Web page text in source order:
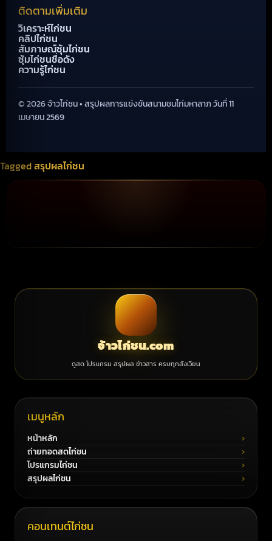
ติดตามเพิ่มเติม
วิเคราะห์ไก่ชน
คลิปไก่ชน
สัมภาษณ์ซุ้มไก่ชน
ซุ้มไก่ชนชื่อดัง
ความรู้ไก่ชน
© 2026 จ้าวไก่ชน • สรุปผลการแข่งขันสนามชนไก่มหาลาภ วันที่ 11
เมษายน 2569
Taggedสรุปผลไก่ชน
จ้าวไก่ชน.com
ดูสด โปรแกรม สรุปผล ข่าวสาร ครบทุกสังเวียน
เมนูหลัก
หน้าหลัก
ถ่ายทอดสดไก่ชน
โปรแกรมไก่ชน
สรุปผลไก่ชน
คอนเทนต์ไก่ชน